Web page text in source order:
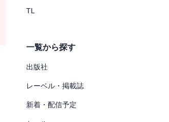
TL
一覧から探す
出版社
レーベル・掲載誌
新着・配信予定